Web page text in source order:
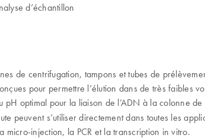
d’échantillon
de centrifugation, tampons et tubes de
pour permettre l’élution dans de très
optimal pour la liaison de l’ADN à la colonne
peuvent s’utiliser directement dans toutes les
injection, la PCR et la transcription in vitro.